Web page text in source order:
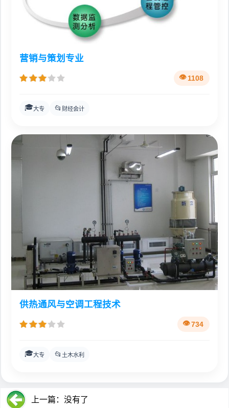
营销与策划专业
1108
🎓大专 📂 财经会计
供热通风与空调工程技术
734
🎓大专 📂 土木水利
上一篇：没有了